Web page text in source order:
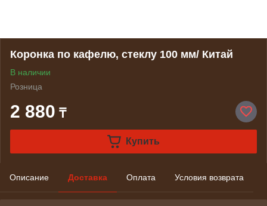
Коронка по кафелю, стеклу 100 мм/ Китай
В наличии
Розница
2 880 ₸
Купить
Описание Доставка Оплата Условия возврата